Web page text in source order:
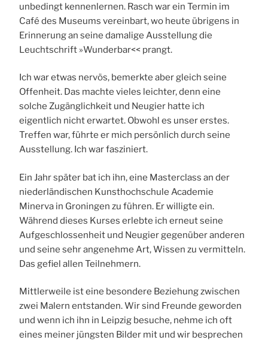
unbedingt kennenlernen. Rasch war ein Termin im
Café des Museums vereinbart, wo heute übrigens in
Erinnerung an seine damalige Ausstellung die
Leuchtschrift »Wunderbar<< prangt.
Ich war etwas nervös, bemerkte aber gleich seine
Offenheit. Das machte vieles leichter, denn eine
solche Zugänglichkeit und Neugier hatte ich
eigentlich nicht erwartet. Obwohl es unser erstes.
Treffen war, führte er mich persönlich durch seine
Ausstellung. Ich war fasziniert.
Ein Jahr später bat ich ihn, eine Masterclass an der
niederländischen Kunsthochschule Academie
Minerva in Groningen zu führen. Er willigte ein.
Während dieses Kurses erlebte ich erneut seine
Aufgeschlossenheit und Neugier gegenüber anderen
und seine sehr angenehme Art, Wissen zu vermitteln.
Das gefiel allen Teilnehmern.
Mittlerweile ist eine besondere Beziehung zwischen
zwei Malern entstanden. Wir sind Freunde geworden
und wenn ich ihn in Leipzig besuche, nehme ich oft
eines meiner jüngsten Bilder mit und wir besprechen